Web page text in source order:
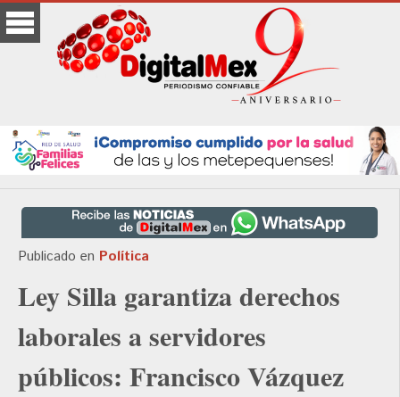
Publicado en Política
Ley Silla garantiza derechos
laborales a servidores
públicos: Francisco Vázquez